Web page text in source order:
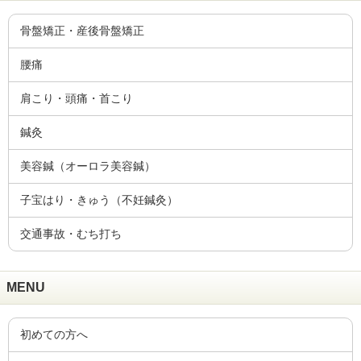
骨盤矯正・産後骨盤矯正
腰痛
肩こり・頭痛・首こり
鍼灸
美容鍼（オーロラ美容鍼）
子宝はり・きゅう（不妊鍼灸）
交通事故・むち打ち
MENU
初めての方へ